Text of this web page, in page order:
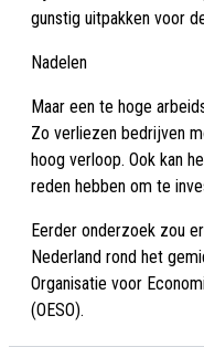
gunstig uitpakken voor
Nadelen
Maar een te hoge
Zo verliezen bedrijven
hoog verloop. Ook kan
reden hebben om te
Eerder onderzoek zou
Nederland rond het
Organisatie voor
(OESO).